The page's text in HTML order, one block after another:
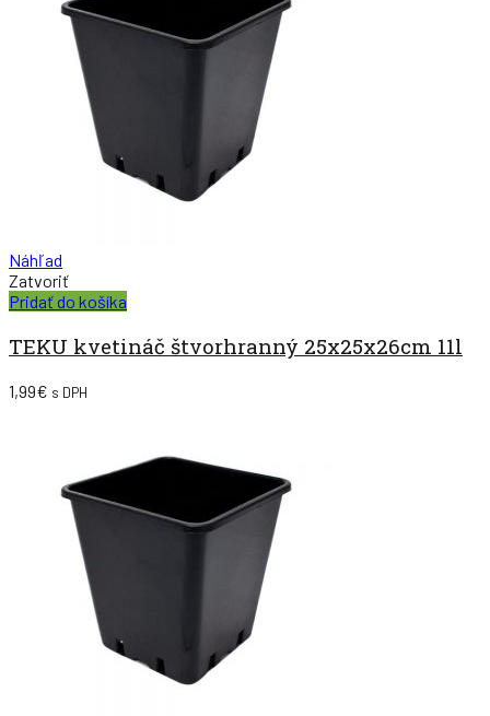
Náhľad
Zatvoriť
Pridať do košíka
TEKU kvetináč štvorhranný 25x25x26cm 11l
1,99€ s DPH